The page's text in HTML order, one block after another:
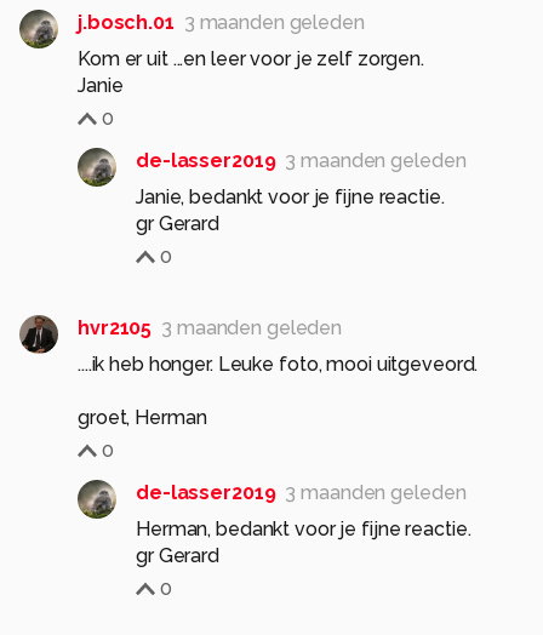
j.bosch.01 3 maanden geleden
Kom er uit ...en leer voor je zelf zorgen.
Janie
0
de-lasser2019 3 maanden geleden
Janie, bedankt voor je fijne reactie.
gr Gerard
0
hvr2105 3 maanden geleden
....ik heb honger. Leuke foto, mooi uitgeveord.
groet, Herman
0
de-lasser2019 3 maanden geleden
Herman, bedankt voor je fijne reactie.
0